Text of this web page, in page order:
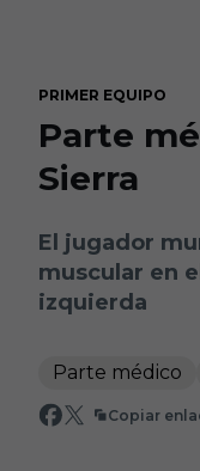
PRIMER EQUIPO
Parte
Sierra
El jugador
muscular en
izquierda
Parte médico
Copiar